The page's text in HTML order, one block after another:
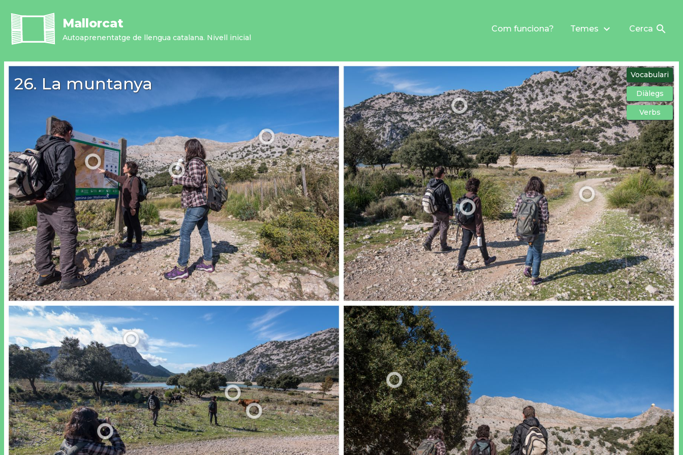
contingut
Mallorcat
Autoaprenentatge de llengua catalana. Nivell inicial
Com funciona? Temes keyboard_arrow_down Cerca search
26. La muntanya Vocabulari
Diàlegs
Verbs